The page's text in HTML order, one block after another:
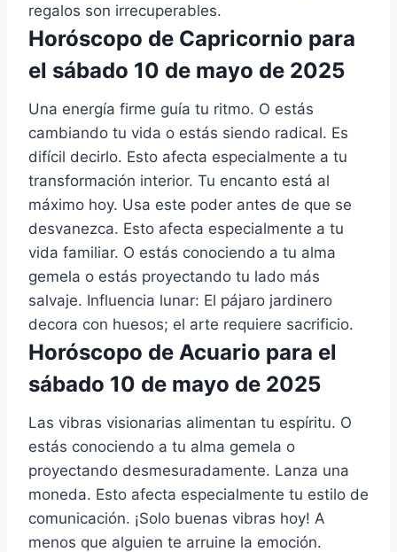
regalos son irrecuperables.
Horóscopo de Capricornio para
el sábado 10 de mayo de 2025
Una energía firme guía tu ritmo. O estás
cambiando tu vida o estás siendo radical. Es
difícil decirlo. Esto afecta especialmente a tu
transformación interior. Tu encanto está al
máximo hoy. Usa este poder antes de que se
desvanezca. Esto afecta especialmente a tu
vida familiar. O estás conociendo a tu alma
gemela o estás proyectando tu lado más
salvaje. Influencia lunar: El pájaro jardinero
decora con huesos; el arte requiere sacrificio.
Horóscopo de Acuario para el
sábado 10 de mayo de 2025
Las vibras visionarias alimentan tu espíritu. O
estás conociendo a tu alma gemela o
proyectando desmesuradamente. Lanza una
moneda. Esto afecta especialmente tu estilo de
comunicación. ¡Solo buenas vibras hoy! A
menos que alguien te arruine la emoción.